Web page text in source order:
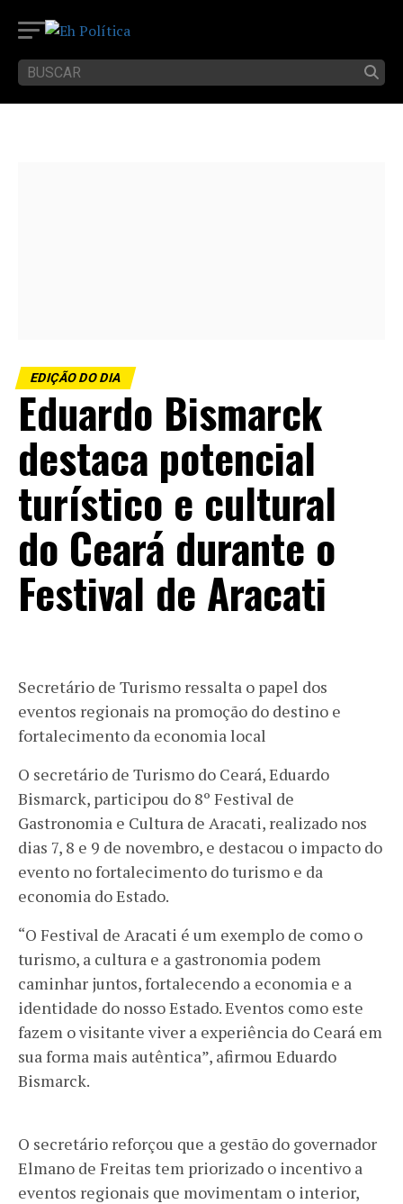
EDIÇÃO DO DIA
Eduardo Bismarck
destaca potencial
turístico e cultural
do Ceará durante o
Festival de Aracati
Secretário de Turismo ressalta o papel dos
eventos regionais na promoção do destino e
fortalecimento da economia local
O secretário de Turismo do Ceará, Eduardo
Bismarck, participou do 8º Festival de
Gastronomia e Cultura de Aracati, realizado nos
dias 7, 8 e 9 de novembro, e destacou o impacto do
evento no fortalecimento do turismo e da
economia do Estado.
“O Festival de Aracati é um exemplo de como o
turismo, a cultura e a gastronomia podem
caminhar juntos, fortalecendo a economia e a
identidade do nosso Estado. Eventos como este
fazem o visitante viver a experiência do Ceará em
sua forma mais autêntica”, afirmou Eduardo
Bismarck.
O secretário reforçou que a gestão do governador
Elmano de Freitas tem priorizado o incentivo a
eventos regionais que movimentam o interior,